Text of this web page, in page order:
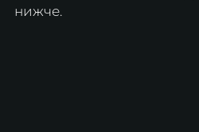
нижче.